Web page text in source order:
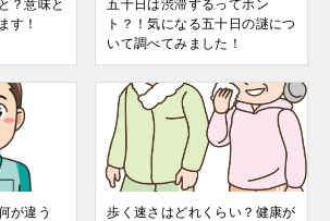
？意味と
す！
五十日は渋滞するってホン
ト？！気になる五十日の謎につ
いて調べてみました！
が違う
歩く速さはどれくらい？健康が